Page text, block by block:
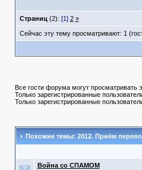
Страниц (2): [1] 2 »
Сейчас эту тему просматривают: 1
Все гости форума могут просматривать
Только зарегистрированные
Только зарегистрированные
Похожие темы: 2012. Приём
Война со СПАМОМ